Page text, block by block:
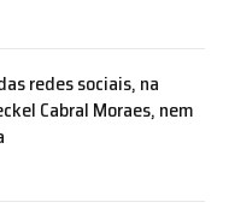
redes sociais, na
Cabral Moraes, nem